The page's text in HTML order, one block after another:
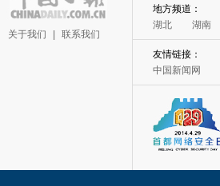
关于我们 联系我们
地方频道：
湖北
湖南
友情链接：
中国新闻网